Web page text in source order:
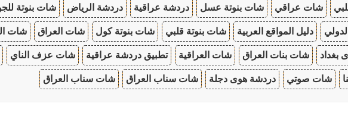
شات عراقي شات بنوتة عسل دردشة عراقية دردشة الرياض شات بنوتة
دليل المواقع العربية شات بنوتة قلبي شات بنوتة كول شات العراق شات
بغداد شات بنات العراق شات العراقية تطبيق دردشة عراقية شات عزف الناي
شات صوتي دردشة هوى دجلة شات سناب العراق شات سناب العراق